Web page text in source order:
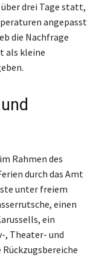
drei Tage statt,
angepasst
die Nachfrage
als kleine
Rahmen des
durch das Amt
unter freiem
einen
ein
, Theater- und